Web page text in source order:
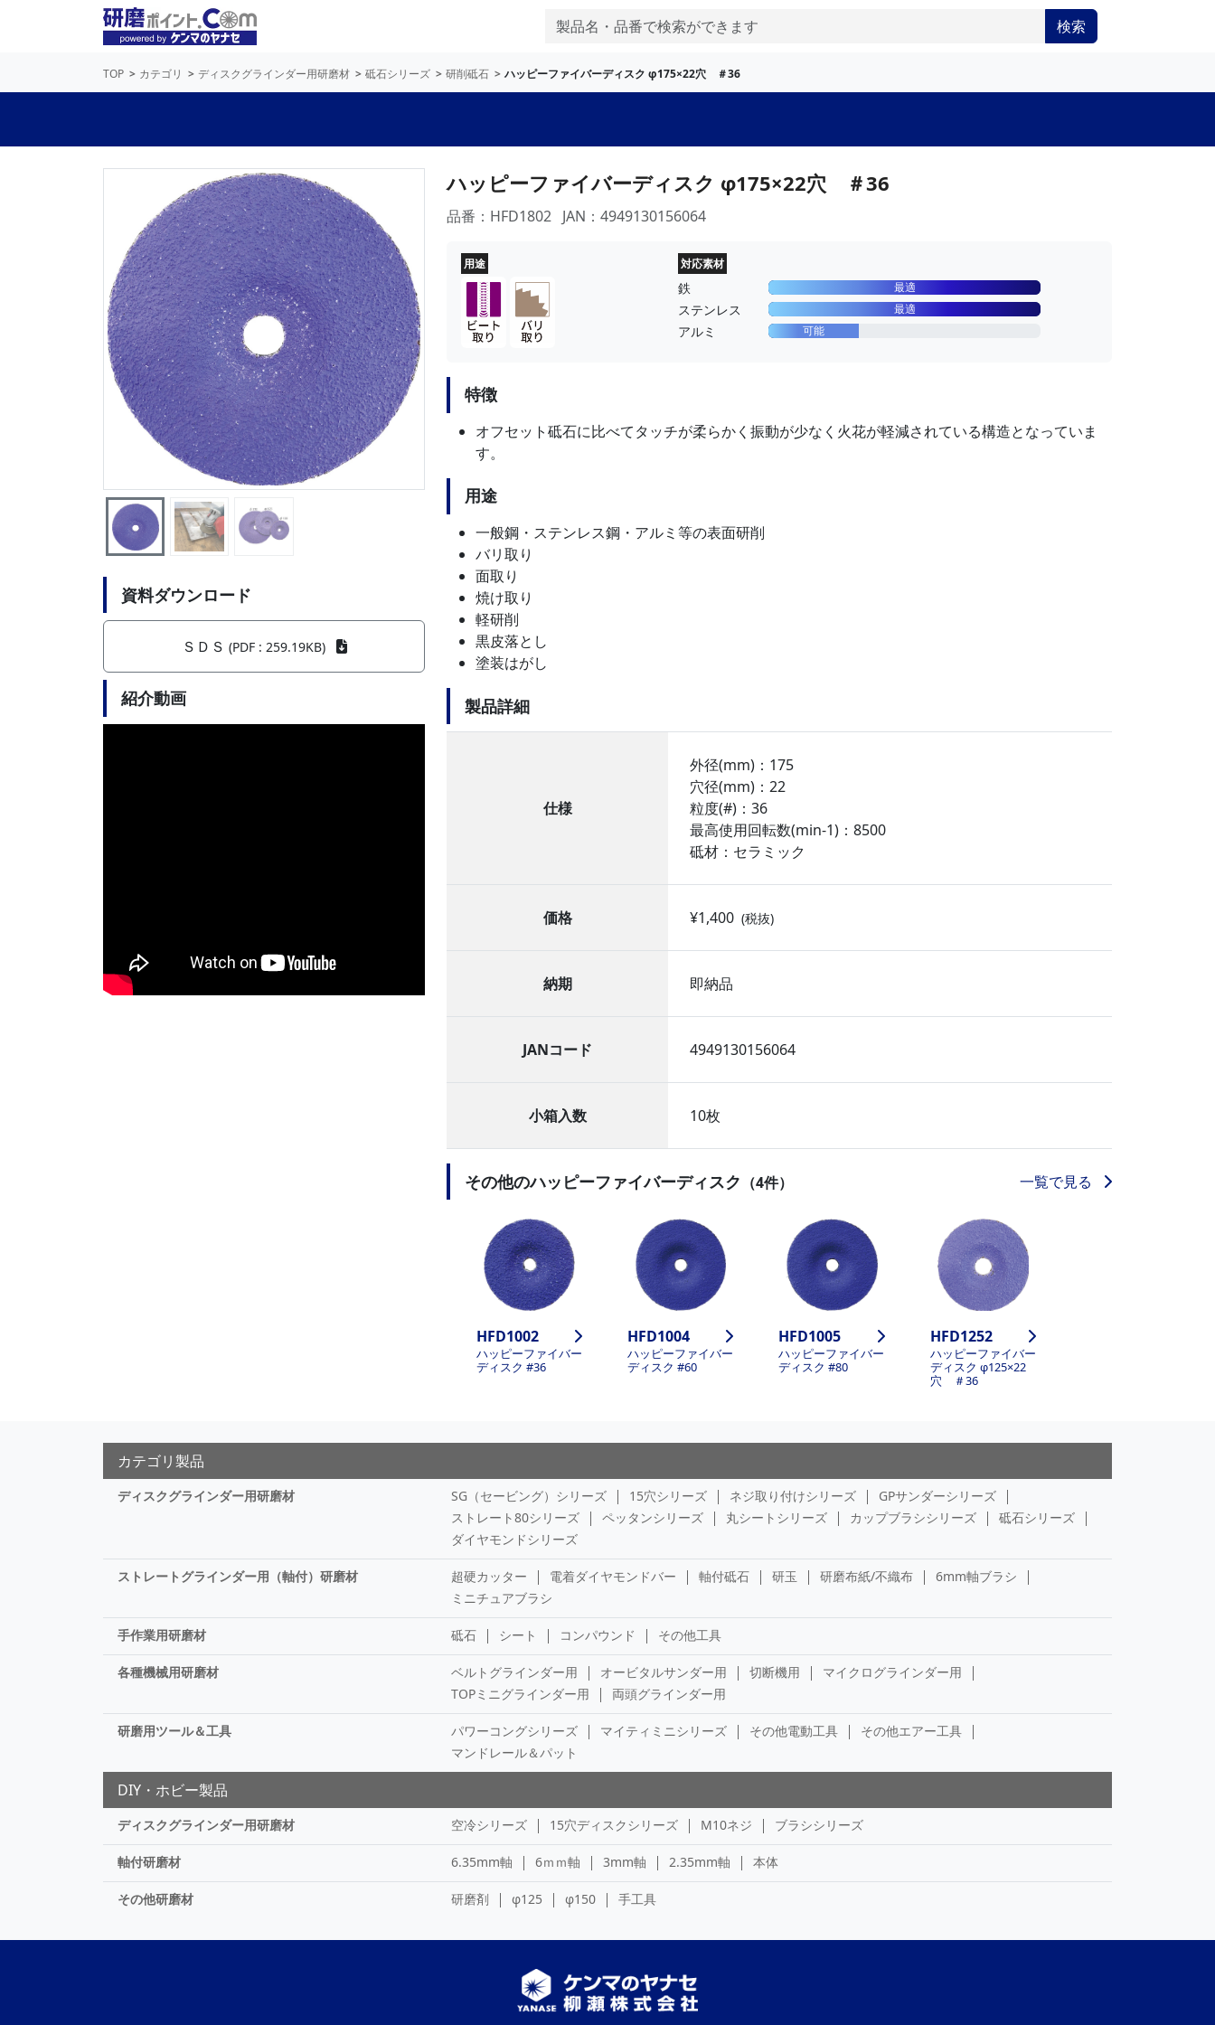
検索
TOP カテゴリ ディスクグラインダー用研磨材 砥石シリーズ 研削砥石 ハッピーファイバーディスク φ175×22穴 ＃36
資料ダウンロード
ＳＤＳ (PDF : 259.19KB)
紹介動画
ハッピーファイバーディスク φ175×22穴 ＃36
品番：HFD1802 JAN：4949130156064
用途 対応素材
鉄 最適
ステンレス 最適
アルミ 可能
特徴
オフセット砥石に比べてタッチが柔らかく振動が少なく火花が軽減されている構造となっていま
す。
用途
一般鋼・ステンレス鋼・アルミ等の表面研削
バリ取り
面取り
焼け取り
軽研削
黒皮落とし
塗装はがし
製品詳細
仕様
外径(mm)：175
穴径(mm)：22
粒度(#)：36
最高使用回転数(min-1)：8500
砥材：セラミック
価格 ¥1,400 (税抜)
納期 即納品
JANコード 4949130156064
小箱入数 10枚
その他のハッピーファイバーディスク （4件） 一覧で見る
HFD1002
ハッピーファイバー
ディスク #36
HFD1004
ハッピーファイバー
ディスク #60
HFD1005
ハッピーファイバー
ディスク #80
HFD1252
ハッピーファイバー
ディスク φ125×22
穴 ＃36
カテゴリ製品
ディスクグラインダー用研磨材 SG（セービング）シリーズ 15穴シリーズ ネジ取り付けシリーズ
GPサンダーシリーズ
ストレート80シリーズ
ペッタンシリーズ 丸シートシリーズ カップブラシシリーズ
砥石シリーズ
ダイヤモンドシリーズ
ストレートグラインダー用（軸付）研磨材 超硬カッター 電着ダイヤモンドバー 軸付砥石 研玉 研磨布紙/不織布
6mm軸ブラシ
ミニチュアブラシ
手作業用研磨材 砥石 シート コンパウンド その他工具
各種機械用研磨材 ベルトグラインダー用 オービタルサンダー用 切断機用
マイクログラインダー用
TOPミニグラインダー用
両頭グラインダー用
研磨用ツール＆工具 パワーコングシリーズ マイティミニシリーズ その他電動工具
その他エアー工具
マンドレール＆パット
DIY・ホビー製品
ディスクグラインダー用研磨材 空冷シリーズ 15穴ディスクシリーズ M10ネジ ブラシシリーズ
軸付研磨材 6.35mm軸 6ｍｍ軸 3mm軸 2.35mm軸 本体
その他研磨材 研磨剤 φ125 φ150 手工具